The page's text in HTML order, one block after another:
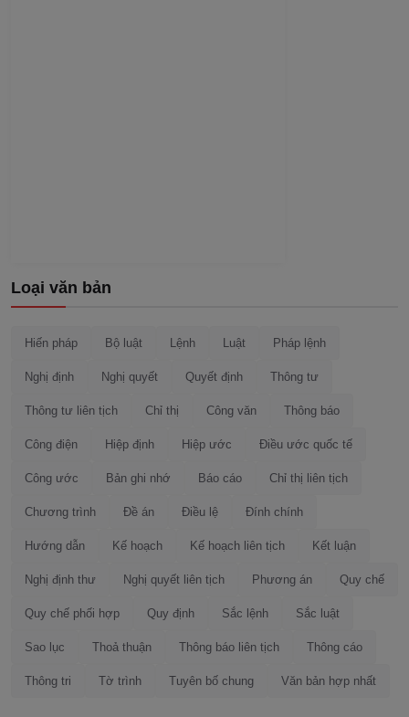
Loại văn bản
Hiến pháp Bộ luật Lệnh Luật Pháp lệnh
Nghị định Nghị quyết Quyết định Thông tư
Thông tư liên tịch Chỉ thị Công văn Thông báo
Công điện Hiệp định Hiệp ước Điều ước quốc tế
Công ước Bản ghi nhớ Báo cáo Chỉ thị liên tịch
Chương trình Đề án Điều lệ Đính chính
Hướng dẫn Kế hoạch Kế hoạch liên tịch Kết luận
Nghị định thư Nghị quyết liên tịch Phương án Quy chế
Quy chế phối hợp Quy định Sắc lệnh Sắc luật
Sao lục Thoả thuận Thông báo liên tịch Thông cáo
Thông tri Tờ trình Tuyên bố chung Văn bản hợp nhất